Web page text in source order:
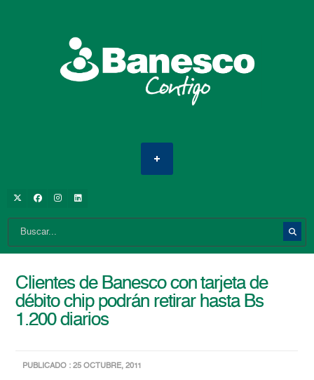
Clientes de Banesco con tarjeta de
débito chip podrán retirar hasta Bs
1.200 diarios
PUBLICADO : 25 OCTUBRE, 2011